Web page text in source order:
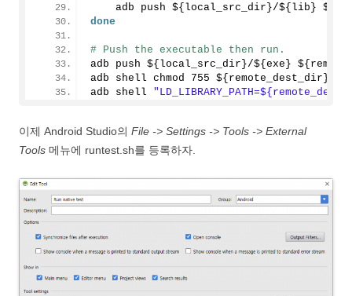
adb push ${local_src_dir}/${lib}
done
# Push the executable then run.
adb push ${local_src_dir}/${exe}
adb shell chmod 755 ${remote_dest_dir}/
adb shell
이제 Android Studio의 File -> Settings -> Tools -> External
Tools 메뉴에 runtest.sh를 등록하자.